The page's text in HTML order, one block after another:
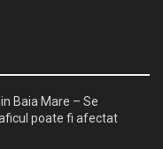
Baia Mare – Se
poate fi afectat